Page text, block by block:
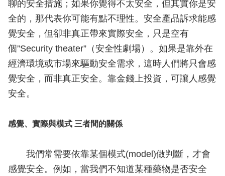
聊的安全措施；如果你覺得不太安全，但其實你是安
全的，那代表你可能有點不理性。安全產品訴求能感
覺安全，但卻非真正帶來實際安全，只是空有
個”Security theater”（安全性劇場）。如果是靠外在
經濟環境或市場來驅動安全需求，這時人們將只會感
覺安全，而非真正安全。靠金錢上投資，可讓人感覺
安全。
感覺、實際與模式 三者間的關係
我們常需要依靠某個模式(model)做判斷，才會
感覺安全。例如，當我們不知道某種藥物是否安全